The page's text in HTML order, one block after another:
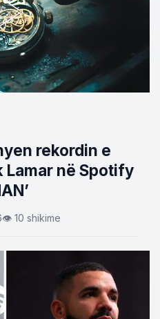
rekordin e
Lamar në Spotify
👁 10 shikime